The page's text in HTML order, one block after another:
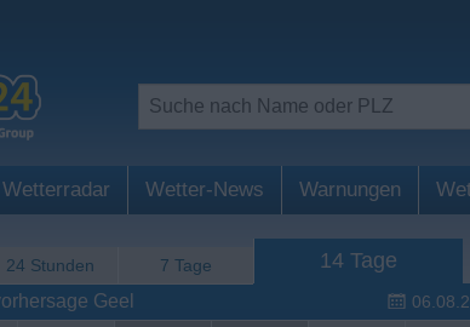
Wetterradar Wetter-News Warnungen
24 Stunden 7 Tage 14 Tage
Geel